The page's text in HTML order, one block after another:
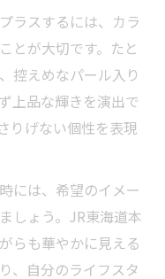
ラスするには、カラ
とが大切です。たと
控えめなパール入り
上品な輝きを演出で
りげない個性を表現
には、希望のイメー
しょう。JR東海道本
らも華やかに見える
、自分のライフスタ